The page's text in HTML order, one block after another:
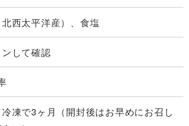
西太平洋産）、食塩
ンして確認
凍で3ヶ月（開封後はお早めにお召し